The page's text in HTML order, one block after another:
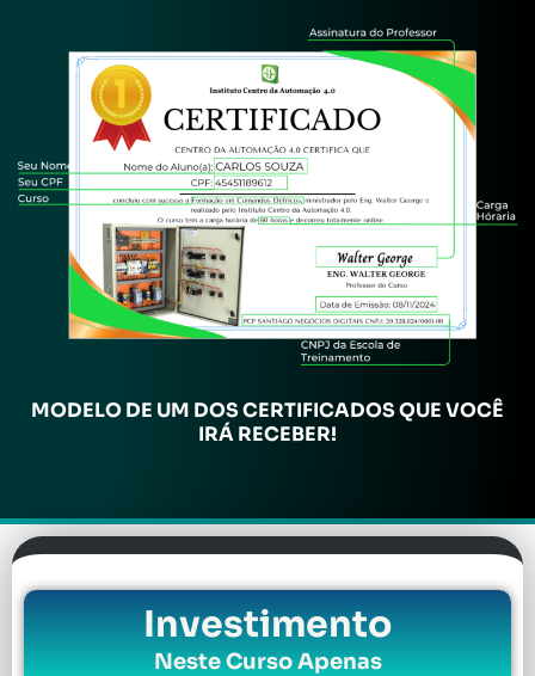
MODELO DE UM DOS CERTIFICADOS QUE VOCÊ
IRÁ RECEBER!
Investimento
Neste Curso Apenas